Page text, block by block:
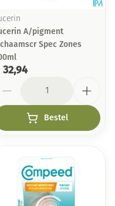
A/pigment
Spec Zones
Bestel